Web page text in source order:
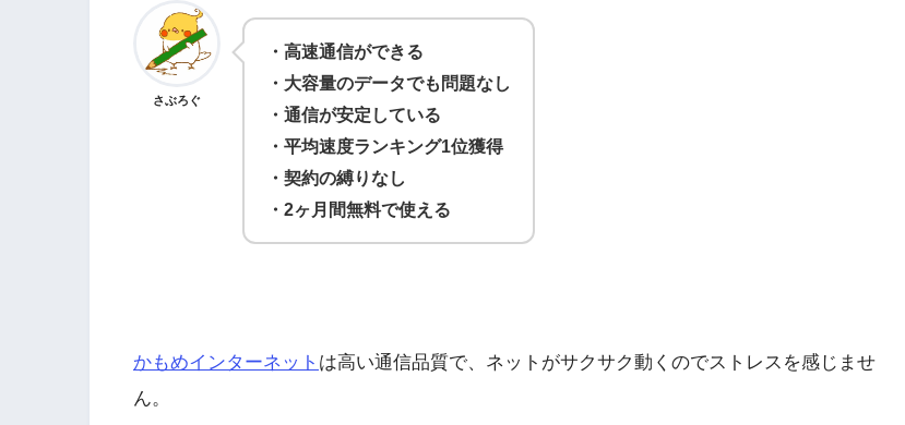
さぶろぐ
・高速通信ができる
・大容量のデータでも問題なし
・通信が安定している
・平均速度ランキング1位獲得
・契約の縛りなし
・2ヶ月間無料で使える
かもめインターネット は高い通信品質で、ネットがサクサク動くのでストレスを感じませ
ん。